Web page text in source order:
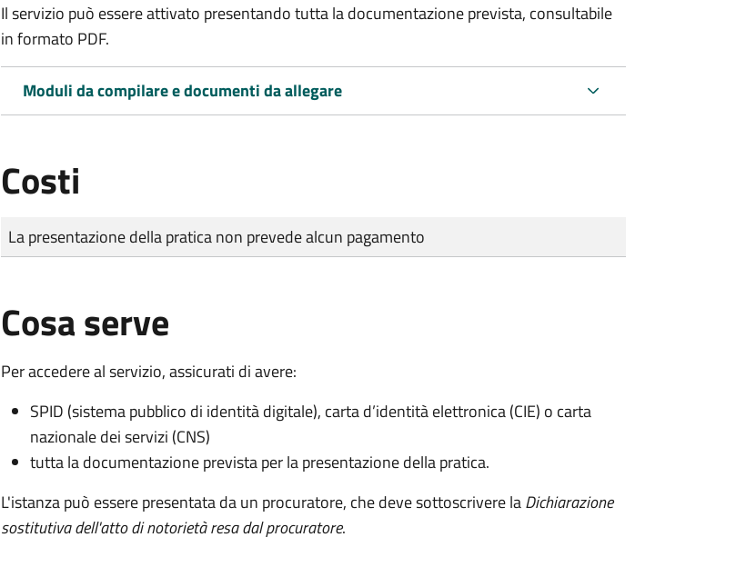
Il servizio può essere attivato presentando tutta la documentazione prevista, consultabile
in formato PDF.
Moduli da compilare e documenti da allegare
Costi
Tipo di pagamento
Importo
La presentazione della pratica non prevede alcun pagamento
Cosa serve
Per accedere al servizio, assicurati di avere:
SPID (sistema pubblico di identità digitale), carta d’identità elettronica (CIE) o carta
nazionale dei servizi (CNS)
tutta la documentazione prevista per la presentazione della pratica.
L'istanza può essere presentata da un procuratore, che deve sottoscrivere laDichiarazione
sostitutiva dell'atto di notorietà resa dal procuratore.